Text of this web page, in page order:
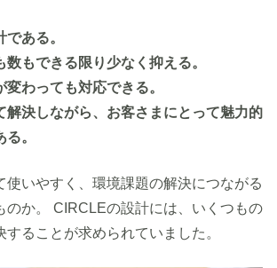
である。
数もできる限り少なく抑える。
変わっても対応できる。
解決しながら、お客さまにとって魅力的
。
使いやすく、環境課題の解決につながる
のか。 CIRCLEの設計には、いくつもの
することが求められていました。